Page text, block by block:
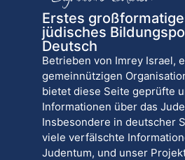
Erstes
jüdisches
Deutsch
Betrieben von Imrey Israel,
gemeinnützigen
bietet diese Seite geprüfte
Informationen über das
Insbesondere in deutscher
viele verfälschte
Judentum, und unser